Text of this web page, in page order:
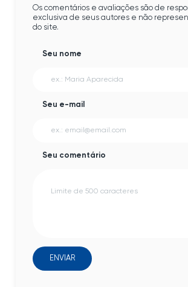
Os comentários e avaliações são de
exclusiva de seus autores e não
do site.
Seu nome
Seu e-mail
Seu comentário
ENVIAR